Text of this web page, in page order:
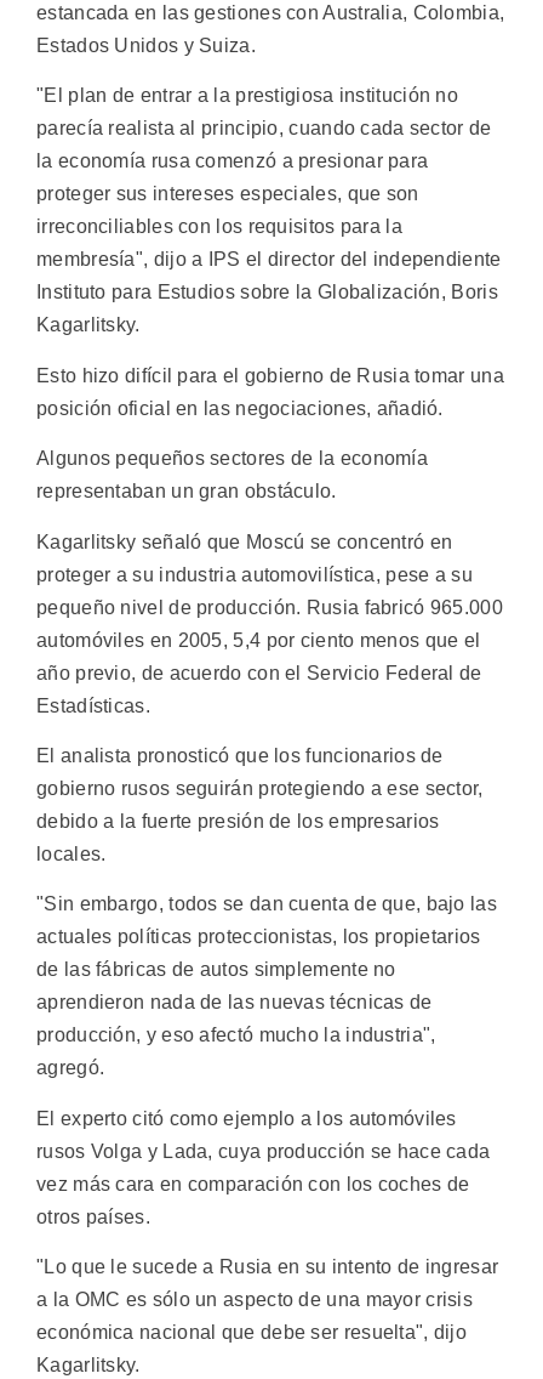
estancada en las gestiones con Australia, Colombia,
Estados Unidos y Suiza.
"El plan de entrar a la prestigiosa institución no
parecía realista al principio, cuando cada sector de
la economía rusa comenzó a presionar para
proteger sus intereses especiales, que son
irreconciliables con los requisitos para la
membresía", dijo a IPS el director del independiente
Instituto para Estudios sobre la Globalización, Boris
Kagarlitsky.
Esto hizo difícil para el gobierno de Rusia tomar una
posición oficial en las negociaciones, añadió.
Algunos pequeños sectores de la economía
representaban un gran obstáculo.
Kagarlitsky señaló que Moscú se concentró en
proteger a su industria automovilística, pese a su
pequeño nivel de producción. Rusia fabricó 965.000
automóviles en 2005, 5,4 por ciento menos que el
año previo, de acuerdo con el Servicio Federal de
Estadísticas.
El analista pronosticó que los funcionarios de
gobierno rusos seguirán protegiendo a ese sector,
debido a la fuerte presión de los empresarios
locales.
"Sin embargo, todos se dan cuenta de que, bajo las
actuales políticas proteccionistas, los propietarios
de las fábricas de autos simplemente no
aprendieron nada de las nuevas técnicas de
producción, y eso afectó mucho la industria",
agregó.
El experto citó como ejemplo a los automóviles
rusos Volga y Lada, cuya producción se hace cada
vez más cara en comparación con los coches de
otros países.
"Lo que le sucede a Rusia en su intento de ingresar
a la OMC es sólo un aspecto de una mayor crisis
económica nacional que debe ser resuelta", dijo
Kagarlitsky.